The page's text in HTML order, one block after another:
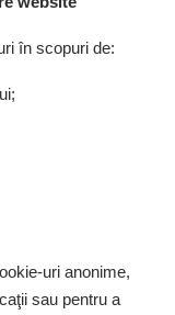
în scopuri de:
uri anonime,
sau pentru a